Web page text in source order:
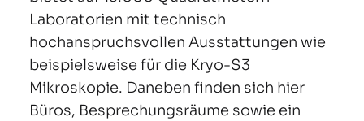
Laboratorien mit technisch
hochanspruchsvollen Ausstattungen wie
beispielsweise für die Kryo-S3
Mikroskopie. Daneben finden sich hier
Büros, Besprechungsräume sowie ein